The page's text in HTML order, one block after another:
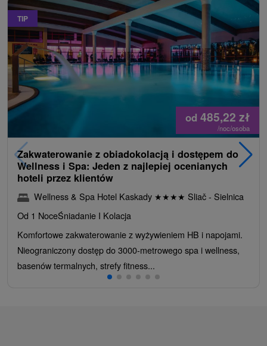
TIP
od 485,22 zł
/noc/osoba
Zakwaterowanie z obiadokolacją i dostępem do
Wellness i Spa: Jeden z najlepiej ocenianych
hoteli przez klientów
Wellness & Spa Hotel Kaskady ★★★★ Sliač - Sielnica
Od 1 NoceŚniadanie I Kolacja
Komfortowe zakwaterowanie z wyżywieniem HB i napojami.
Nieograniczony dostęp do 3000-metrowego spa i wellness,
basenów termalnych, strefy fitness...